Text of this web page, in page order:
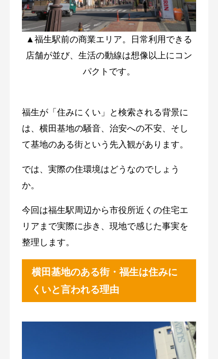
▲福生駅前の商業エリア。日常利用できる
店舗が並び、生活の動線は想像以上にコン
パクトです。
福生が「住みにくい」と検索される背景に
は、横田基地の騒音、治安への不安、そし
て基地のある街という先入観があります。
では、実際の住環境はどうなのでしょう
か。
今回は福生駅周辺から市役所近くの住宅エ
リアまで実際に歩き、現地で感じた事実を
整理します。
横田基地のある街・福生は住みに
くいと言われる理由